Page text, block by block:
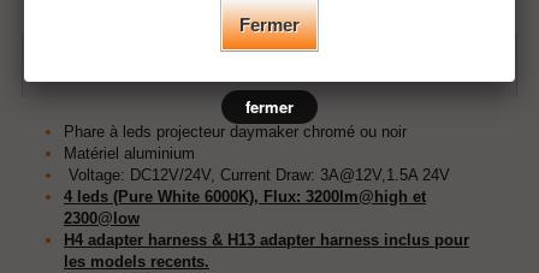
Phare à leds projecteur daymaker chromé ou noir
Matériel aluminium
Voltage: DC12V/24V, Current Draw: 3A@12V,1.5A 24V
4 leds (Pure White 6000K), Flux: 3200lm@high et
2300@low
H4 adapter harness & H13 adapter harness inclus pour
les models recents.
Fermer
fermer